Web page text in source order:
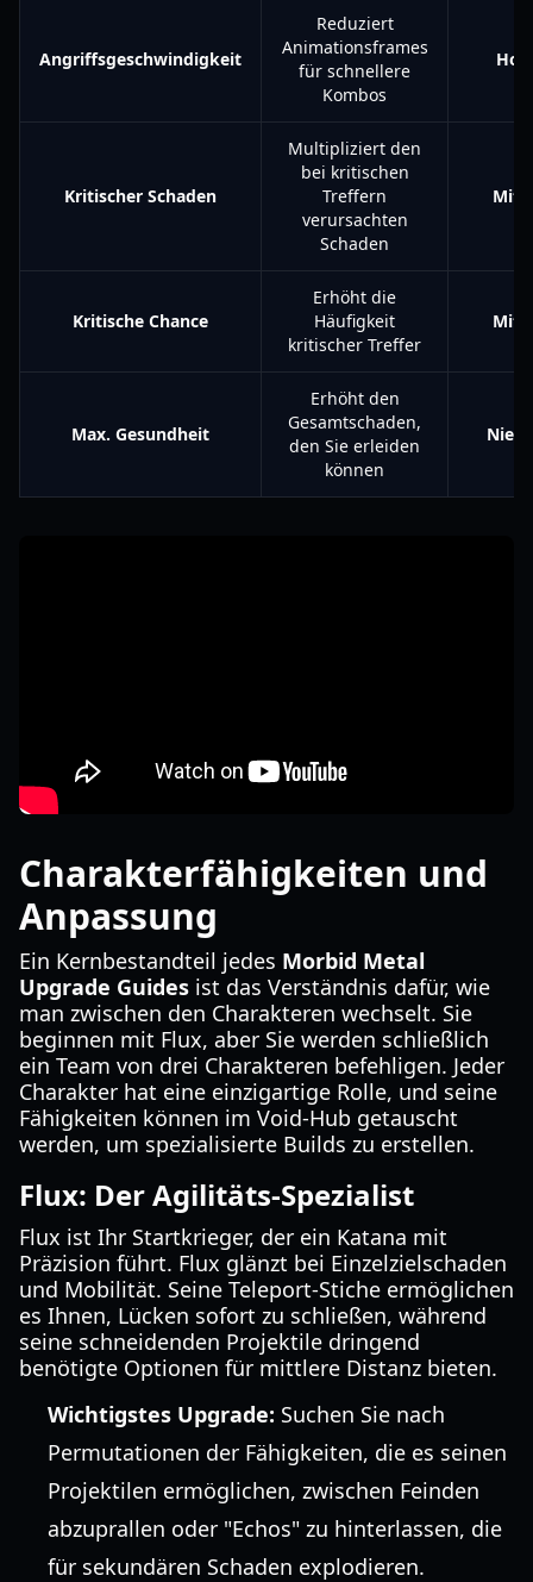
Angriffsgeschwindigkeit
Reduziert
Animationsframes
für schnellere
Kombos
Kritischer Schaden
Multipliziert den
bei kritischen
Treffern
verursachten
Schaden
Kritische Chance
Erhöht die
Häufigkeit
kritischer Treffer
Max. Gesundheit
Erhöht den
Gesamtschaden,
den Sie erleiden
können
Charakterfähigkeiten und
Anpassung
Ein Kernbestandteil jedes Morbid Metal
Upgrade Guides ist das Verständnis dafür, wie
man zwischen den Charakteren wechselt. Sie
beginnen mit Flux, aber Sie werden schließlich
ein Team von drei Charakteren befehligen. Jeder
Charakter hat eine einzigartige Rolle, und seine
Fähigkeiten können im Void-Hub getauscht
werden, um spezialisierte Builds zu erstellen.
Flux: Der Agilitäts-Spezialist
Flux ist Ihr Startkrieger, der ein Katana mit
Präzision führt. Flux glänzt bei Einzelzielschaden
und Mobilität. Seine Teleport-Stiche ermöglichen
es Ihnen, Lücken sofort zu schließen, während
seine schneidenden Projektile dringend
benötigte Optionen für mittlere Distanz bieten.
Wichtigstes Upgrade: Suchen Sie nach
Permutationen der Fähigkeiten, die es seinen
Projektilen ermöglichen, zwischen Feinden
abzuprallen oder "Echos" zu hinterlassen, die
für sekundären Schaden explodieren.